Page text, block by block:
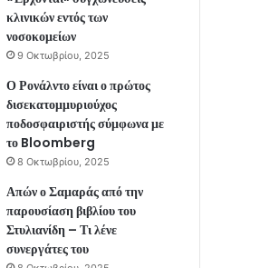
κλινικών εντός των
νοσοκομείων
9 Οκτωβρίου, 2025
Ο Ρονάλντο είναι ο πρώτος
δισεκατομμυριούχος
ποδοσφαιριστής σύμφωνα με
το Bloomberg
8 Οκτωβρίου, 2025
Απών ο Σαμαράς από την
παρουσίαση βιβλίου του
Στυλιανίδη – Τι λένε
συνεργάτες του